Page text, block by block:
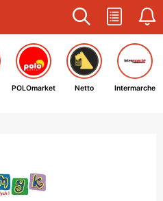
POLOmarket Netto Intermarche